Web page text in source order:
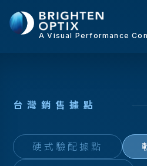
A Visual Performance
台灣銷 售據點
硬式驗配據點